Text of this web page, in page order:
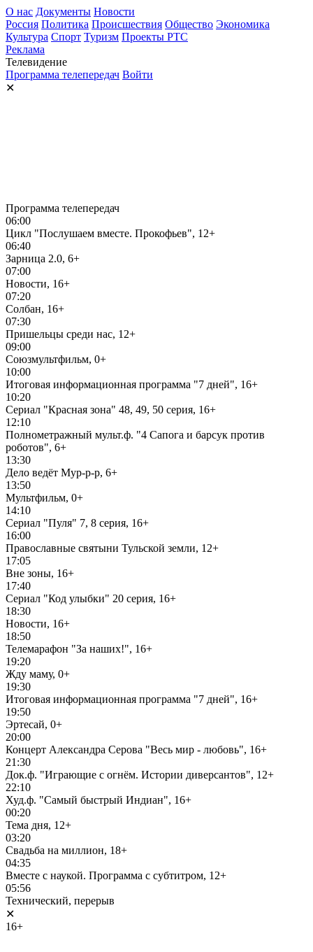
О нас Документы Новости
Россия Политика Происшествия Общество Экономика
Культура Спорт Туризм Проекты РТС
Реклама
Телевидение
Программа телепередач Войти
✕
Программа телепередач
06:00
Цикл "Послушаем вместе. Прокофьев", 12+
06:40
Зарница 2.0, 6+
07:00
Новости, 16+
07:20
Солбан, 16+
07:30
Пришельцы среди нас, 12+
09:00
Союзмультфильм, 0+
10:00
Итоговая информационная программа "7 дней", 16+
10:20
Сериал "Красная зона" 48, 49, 50 серия, 16+
12:10
Полнометражный мульт.ф. "4 Сапога и барсук против
роботов", 6+
13:30
Дело ведёт Мур-р-р, 6+
13:50
Мультфильм, 0+
14:10
Сериал "Пуля" 7, 8 серия, 16+
16:00
Православные святыни Тульской земли, 12+
17:05
Вне зоны, 16+
17:40
Сериал "Код улыбки" 20 серия, 16+
18:30
Новости, 16+
18:50
Телемарафон "За наших!", 16+
19:20
Жду маму, 0+
19:30
Итоговая информационная программа "7 дней", 16+
19:50
Эртесай, 0+
20:00
Концерт Александра Серова "Весь мир - любовь", 16+
21:30
Док.ф. "Играющие с огнём. Истории диверсантов", 12+
22:10
Худ.ф. "Самый быстрый Индиан", 16+
00:20
Тема дня, 12+
03:20
Свадьба на миллион, 18+
04:35
Вместе с наукой. Программа с субтитром, 12+
05:56
Технический, перерыв
✕
16+